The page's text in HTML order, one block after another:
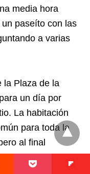
media hora
paseíto con las
a varias
la Plaza de la
un día por
La habitación
para toda la
al final
con las maletas